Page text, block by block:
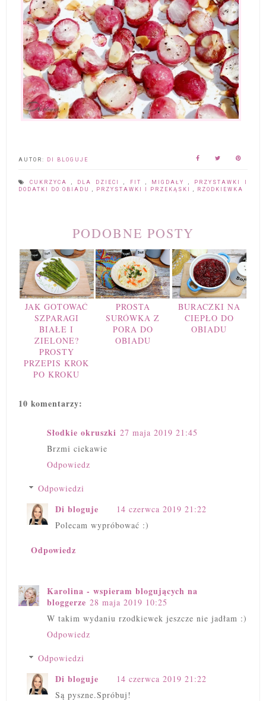
AUTOR: DI BLOGUJE
CUKRZYCA, DLA DZIECI, FIT , MIGDAŁY ,
PRZYSTAWKI I
DODATKI DO OBIADU , PRZYSTAWKI I PRZEKĄSKI , RZODKIEWKA
PODOBNE POSTY
JAK GOTOWAĆ
SZPARAGI
BIAŁE I
ZIELONE?
PROSTY
PRZEPIS KROK
PO KROKU
PROSTA
SURÓWKA Z
PORA DO
OBIADU
BURACZKI NA
CIEPŁO DO
OBIADU
10 komentarzy:
Słodkie okruszki 27 maja 2019 21:45
Brzmi ciekawie
Odpowiedz
Odpowiedzi
Di bloguje
14 czerwca 2019 21:22
Polecam wypróbować :)
Odpowiedz
Karolina - wspieram blogujących na
bloggerze 28 maja 2019 10:25
W takim wydaniu rzodkiewek jeszcze nie jadłam :)
Odpowiedz
Odpowiedzi
Di bloguje
14 czerwca 2019 21:22
Są pyszne.Spróbuj!